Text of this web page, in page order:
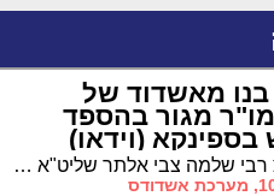
בנו מאשדוד של
מגור בהספד
בספינקא (וידאו)
הרה"צ רבי שלמה צבי אלתר שליט"א מאשדוד נשא הספד נרגש בפני חסידי ספינקא, שם ביכו את פטירתה הפתאומית של כלתו הצעירה של האדמו"ר. צפו